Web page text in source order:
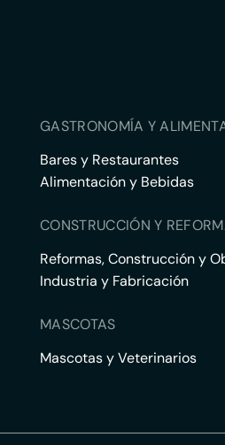
GASTRONOMÍA Y
Bares y Restaurantes
Alimentación y Bebidas
CONSTRUCCIÓN Y
Reformas, Construcción y
Industria y Fabricación
MASCOTAS
Mascotas y Veterinarios